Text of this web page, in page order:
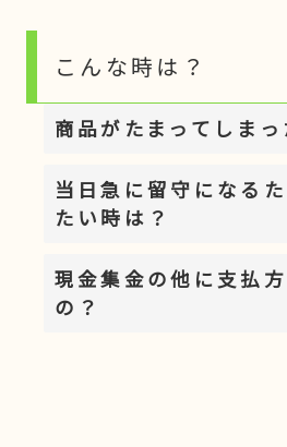
こんな時は？
商品がたまってしまっ
当日急に留守になる
たい時は？
現金集金の他に支払
の？